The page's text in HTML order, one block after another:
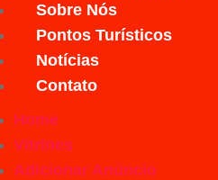
Sobre Nós
Pontos Turísticos
Notícias
Contato
Home
Vitrines
Adicionar Anúncio